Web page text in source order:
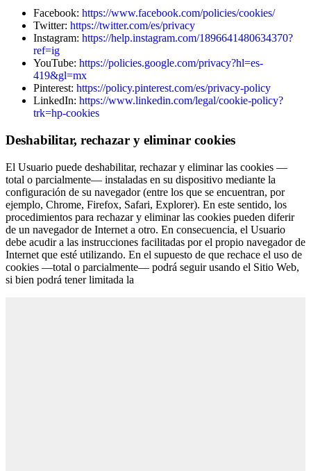
Facebook: https://www.facebook.com/policies/cookies/
Twitter: https://twitter.com/es/privacy
Instagram: https://help.instagram.com/1896641480634370?
ref=ig
YouTube: https://policies.google.com/privacy?hl=es-
419&gl=mx
Pinterest: https://policy.pinterest.com/es/privacy-policy
LinkedIn: https://www.linkedin.com/legal/cookie-policy?
trk=hp-cookies
Deshabilitar, rechazar y eliminar cookies
El Usuario puede deshabilitar, rechazar y eliminar las cookies —
total o parcialmente— instaladas en su dispositivo mediante la
configuración de su navegador (entre los que se encuentran, por
ejemplo, Chrome, Firefox, Safari, Explorer). En este sentido, los
procedimientos para rechazar y eliminar las cookies pueden diferir
de un navegador de Internet a otro. En consecuencia, el Usuario
debe acudir a las instrucciones facilitadas por el propio navegador de
Internet que esté utilizando. En el supuesto de que rechace el uso de
cookies —total o parcialmente— podrá seguir usando el Sitio Web,
si bien podrá tener limitada la